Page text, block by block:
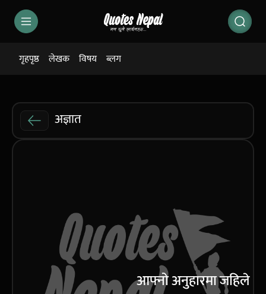
गृहपृष्ठ लेखक विषय ब्लग
अज्ञात
आफ्नो अनुहारमा जहिले